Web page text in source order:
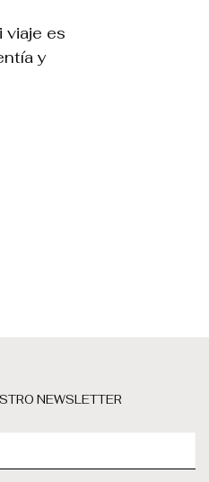
viaje es
y
NEWSLETTER